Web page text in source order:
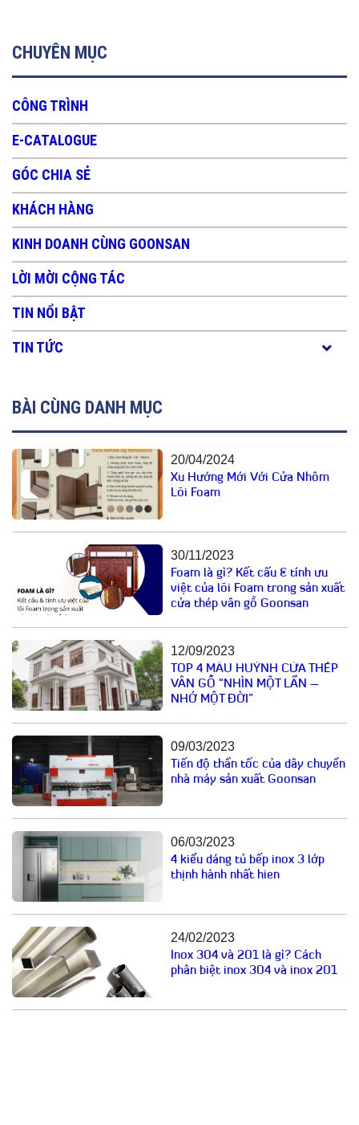
CHUYÊN MỤC
CÔNG TRÌNH
E-CATALOGUE
GÓC CHIA SẺ
KHÁCH HÀNG
KINH DOANH CÙNG GOONSAN
LỜI MỜI CỘNG TÁC
TIN NỔI BẬT
TIN TỨC
BÀI CÙNG DANH MỤC
20/04/2024
Xu Hướng Mới Với Cửa Nhôm
Lõi Foam
30/11/2023
Foam là gì? Kết cấu & tính ưu
việt của lõi Foam trong sản xuất
cửa thép vân gỗ Goonsan
12/09/2023
TOP 4 MẪU HUỲNH CỬA THÉP
VÂN GỖ “NHÌN MỘT LẦN –
NHỚ MỘT ĐỜI”
09/03/2023
Tiến độ thần tốc của dây chuyền
nhà máy sản xuất Goonsan
06/03/2023
4 kiểu dáng tủ bếp inox 3 lớp
thịnh hành nhất hien
24/02/2023
Inox 304 và 201 là gì? Cách
phân biệt inox 304 và inox 201